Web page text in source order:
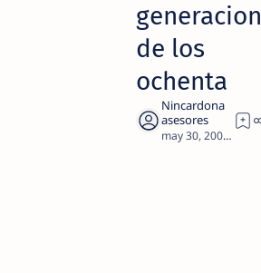
generacion
de los
ochenta